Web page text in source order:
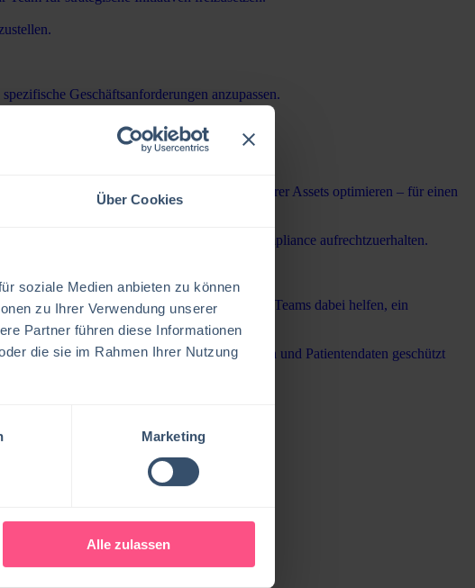
Über Cookies
soziale Medien anbieten zu können
zu Ihrer Verwendung unserer
Partner führen diese Informationen
die sie im Rahmen Ihrer Nutzung
Marketing
Alle zulassen
Geschäftsanforderungen anzupassen.
Bildungseinrichtung gerecht werden.
Redundanzen reduzieren und die Nutzung ihrer Assets optimieren – für einen
Sicherheit und regulatorische Compliance aufrechtzuerhalten.
souverän zu erfüllen.
Standorte hinweg verbessern und den Teams dabei helfen, ein
dass kritische Systeme betriebsbereit bleiben und Patientendaten geschützt